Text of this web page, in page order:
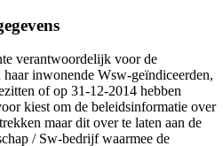
verantwoordelijk voor de
inwonende Wsw-geïndiceerden,
of op 31-12-2014 hebben
kiest om de beleidsinformatie over
maar dit over te laten aan de
/ Sw-bedrijf waarmee de